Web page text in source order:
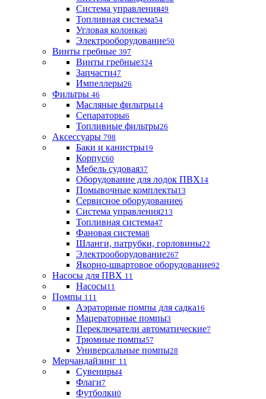
Система управления49
Топливная система54
Угловая колонка6
Электрооборудование50
Винты гребные 397
Винты гребные324
Запчасти47
Импеллеры26
Фильтры 46
Масляные фильтры14
Сепараторы6
Топливные фильтры26
Аксессуары 798
Баки и канистры19
Корпус60
Мебель судовая37
Оборудование для лодок ПВХ14
Помывочные комплекты13
Сервисное оборудование6
Система управления213
Топливная система47
Фановая система8
Шланги, патрубки, горловины22
Электрооборудование267
Якорно-швартовое оборудование92
Насосы для ПВХ 11
Насосы11
Помпы 111
Аэраторные помпы для садка16
Мацераторные помпы3
Переключатели автоматические7
Трюмные помпы57
Универсальные помпы28
Мерчандайзинг 11
Сувениры4
Флаги7
Футболки0